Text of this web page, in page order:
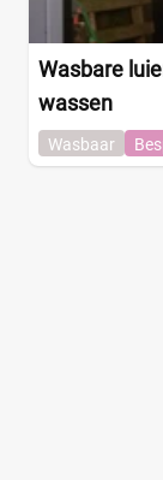
Wasbare
wassen
Wasbaar